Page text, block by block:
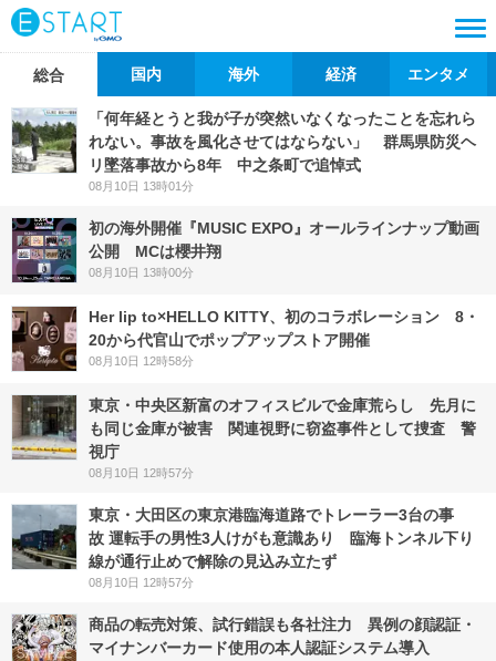
総合 国内 海外 経済 エンタメ
「何年経とうと我が子が突然いなくなったことを忘れら
れない。事故を風化させてはならない」 群馬県防災ヘ
リ墜落事故から8年 中之条町で追悼式
08月10日 13時01分
初の海外開催『MUSIC EXPO』オールラインナップ動画
公開 MCは櫻井翔
08月10日 13時00分
Her lip to×HELLO KITTY、初のコラボレーション 8・
20から代官山でポップアップストア開催
08月10日 12時58分
東京・中央区新富のオフィスビルで金庫荒らし 先月に
も同じ金庫が被害 関連視野に窃盗事件として捜査 警
視庁
08月10日 12時57分
東京・大田区の東京港臨海道路でトレーラー3台の事
故 運転手の男性3人けがも意識あり 臨海トンネル下り
線が通行止めで解除の見込み立たず
08月10日 12時57分
商品の転売対策、試行錯誤も各社注力 異例の顔認証・
マイナンバーカード使用の本人認証システム導入